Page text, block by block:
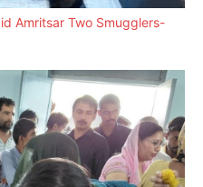
Amritsar Two Smugglers-